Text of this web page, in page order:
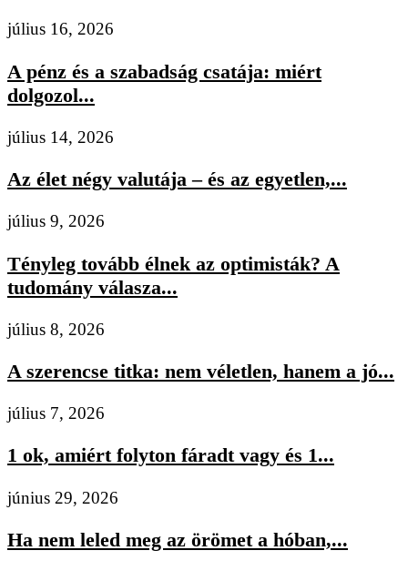
július 16, 2026
A pénz és a szabadság csatája: miért
dolgozol...
július 14, 2026
Az élet négy valutája – és az egyetlen,...
július 9, 2026
Tényleg tovább élnek az optimisták? A
tudomány válasza...
július 8, 2026
A szerencse titka: nem véletlen, hanem a jó...
július 7, 2026
1 ok, amiért folyton fáradt vagy és 1...
június 29, 2026
Ha nem leled meg az örömet a hóban,...